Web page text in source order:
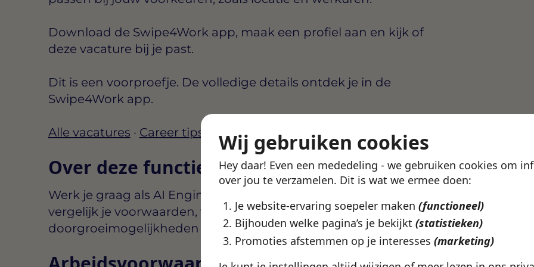
Wij gebruiken cookies
Hey daar! Even een mededeling - we gebruiken cookies om
over jou te verzamelen. Dit is wat we ermee doen:
Je website-ervaring soepeler maken (functioneel)
Bijhouden welke pagina’s je bekijkt (statistieken)
Promoties afstemmen op je interesses (marketing)
Download de Swipe4Work app, maak een profiel aan en kijk of
deze vacature bij je past.
Dit is een voorproefje. De volledige details ontdek je in de
Swipe4Work app.
Alle vacatures · Career tips
Over deze functie
Werk je graag als AI Engineer Hengelo? In de Swipe4Work-app
vergelijk je voorwaarden, werkgevers en
doorgroeimogelijkheden zodat je snel ziet wat bij je past.